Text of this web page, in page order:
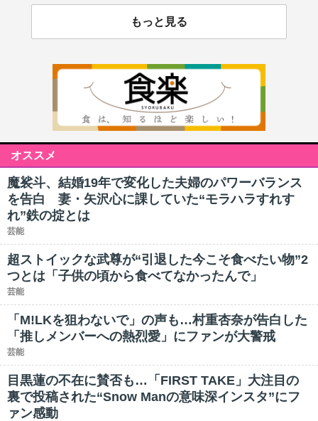
もっと見る
オススメ
魔裟斗、結婚19年で変化した夫婦のパワーバランス
を告白 妻・矢沢心に課していた“モラハラすれす
れ”鉄の掟とは
芸能
超ストイックな武尊が“引退した今こそ食べたい物”2
つとは「子供の頃から食べてなかったんで」
芸能
「M!LKを狙わないで」の声も…村重杏奈が告白した
「推しメンバーへの熱烈愛」にファンが大警戒
芸能
目黒蓮の不在に賛否も…「FIRST TAKE」大注目の
裏で投稿された“Snow Manの意味深インスタ”にフ
ァン感動